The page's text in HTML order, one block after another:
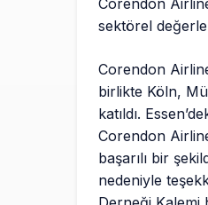
Corendon
sektörel
Corendon
birlikte Köln,
katıldı.
Corendon
başarılı bir
nedeniyle